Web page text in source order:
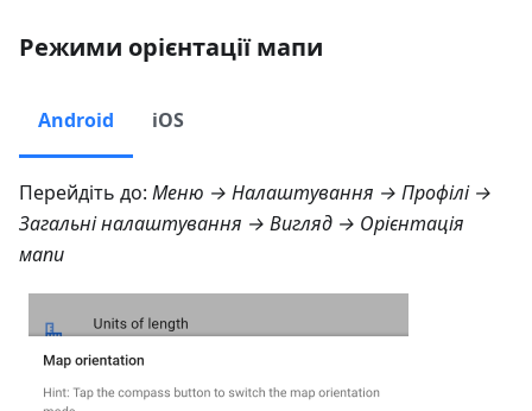
Режими орієнтації мапи
Android iOS
Перейдіть до: Меню → Налаштування → Профілі →
Загальні налаштування → Вигляд → Орієнтація
мапи